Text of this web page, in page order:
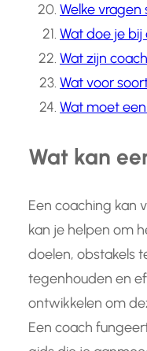
Welke vragen
Wat doe je bij
Wat zijn
Wat voor
Wat moet
Wat kan
Een coaching kan
kan je helpen om
doelen, obstakels
tegenhouden en
ontwikkelen om
Een coach